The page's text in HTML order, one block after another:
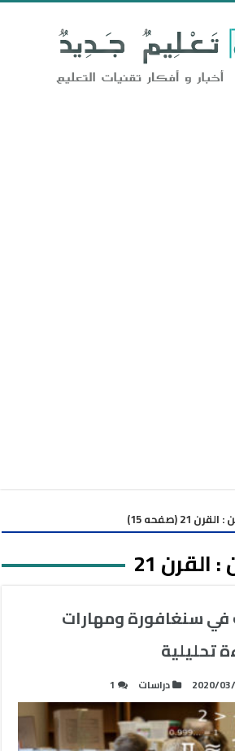
21 (صفحه 15)
:القرن 21
في سنغافورة ومهارات
تحليلية
2020/ دراسات 1